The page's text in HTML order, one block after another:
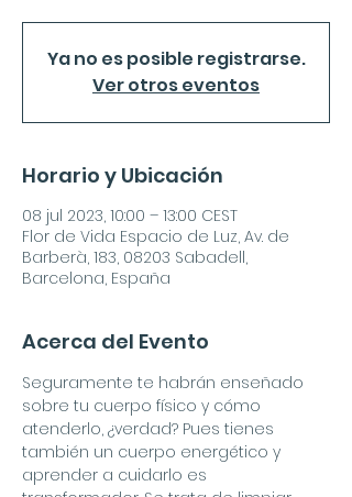
Ya no es posible registrarse.
Ver otros eventos
Horario y Ubicación
08 jul 2023, 10:00 – 13:00 CEST
Flor de Vida Espacio de Luz, Av. de
Barberà, 183, 08203 Sabadell,
Barcelona, España
Acerca del Evento
Seguramente te habrán enseñado
sobre tu cuerpo físico y cómo
atenderlo, ¿verdad? Pues tienes
también un cuerpo energético y
aprender a cuidarlo es